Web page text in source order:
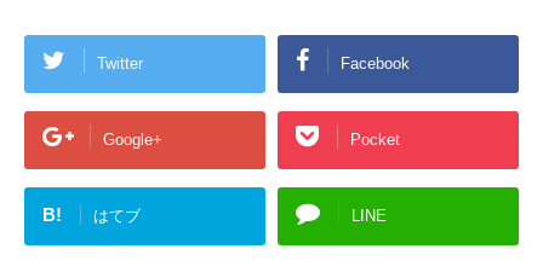
Twitter Facebook
Google+ Pocket
B! はてブ LINE